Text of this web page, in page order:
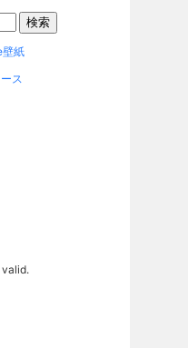
紙
ス
valid.